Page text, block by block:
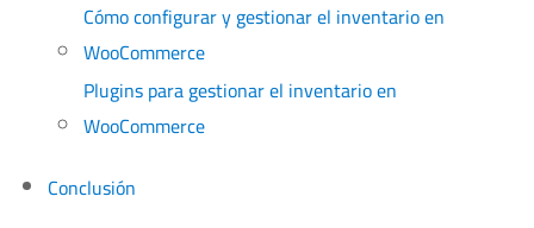
Cómo configurar y gestionar el inventario en
WooCommerce
Plugins para gestionar el inventario en
WooCommerce
Conclusión